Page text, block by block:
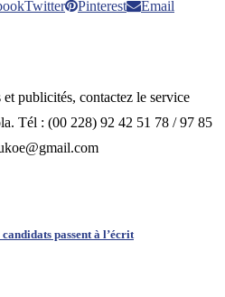
Twitter Pinterest Email
publicités, contactez le service
Tél : (00 228) 92 42 51 78 / 97 85
passent à l’écrit